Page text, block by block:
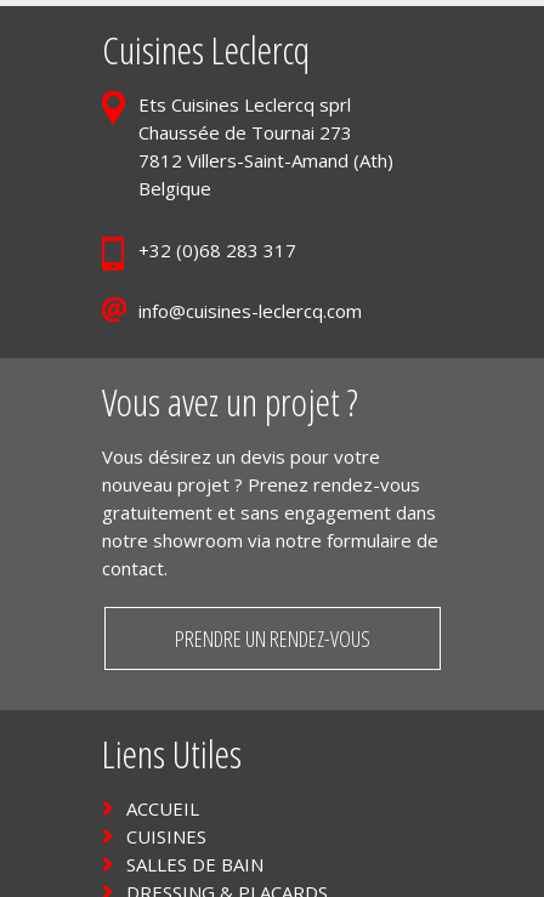
Cuisines Leclercq
Ets Cuisines Leclercq sprl
Chaussée de Tournai 273
7812 Villers-Saint-Amand (Ath)
Belgique
+32 (0)68 283 317
info@cuisines-leclercq.com
Vous avez un projet ?
Vous désirez un devis pour votre
nouveau projet ? Prenez rendez-vous
gratuitement et sans engagement dans
notre showroom via notre formulaire de
contact.
PRENDRE UN RENDEZ-VOUS
Liens Utiles
ACCUEIL
CUISINES
SALLES DE BAIN
DRESSING & PLACARDS